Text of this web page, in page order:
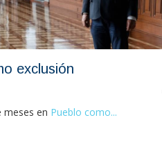
exclusión
meses en Pueblo como...